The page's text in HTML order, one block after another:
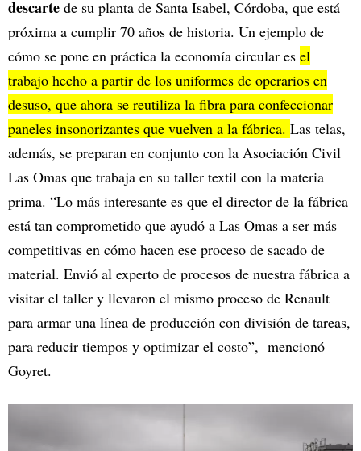
descarte de su planta de Santa Isabel, Córdoba, que está
próxima a cumplir 70 años de historia. Un ejemplo de
cómo se pone en práctica la economía circular es el
trabajo hecho a partir de los uniformes de operarios en
desuso, que ahora se reutiliza la fibra para confeccionar
paneles insonorizantes que vuelven a la fábrica. Las telas,
además, se preparan en conjunto con la Asociación Civil
Las Omas que trabaja en su taller textil con la materia
prima. “Lo más interesante es que el director de la fábrica
está tan comprometido que ayudó a Las Omas a ser más
competitivas en cómo hacen ese proceso de sacado de
material. Envió al experto de procesos de nuestra fábrica a
visitar el taller y llevaron el mismo proceso de Renault
para armar una línea de producción con división de tareas,
para reducir tiempos y optimizar el costo”, mencionó
Goyret.